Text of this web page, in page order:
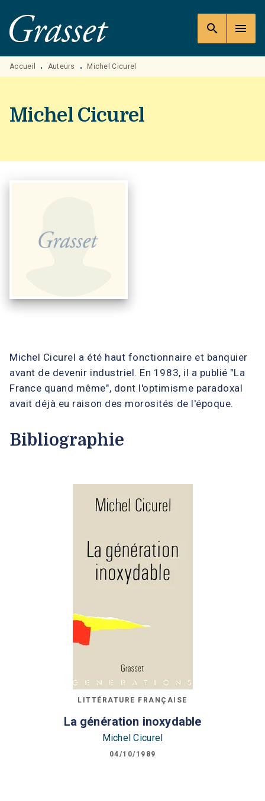
MENU RECHERCHE
PIED DE PAGE
search menu
Accueil • Auteurs • Michel Cicurel
Michel Cicurel
Michel Cicurel a été haut fonctionnaire et banquier
avant de devenir industriel. En 1983, il a publié "La
France quand même", dont l'optimisme paradoxal
avait déjà eu raison des morosités de l'époque.
Bibliographie
LITTÉRATURE FRANÇAISE
La génération inoxydable
Michel Cicurel
04/10/1989